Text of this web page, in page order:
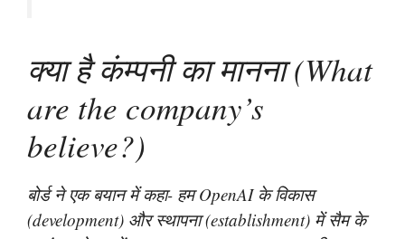
क्या है कंम्पनी का मानना (What
are the company’s
believe?)
बोर्ड ने एक बयान में कहा- हम OpenAI के विकास
(development) और स्थापना (establishment) में सैम के